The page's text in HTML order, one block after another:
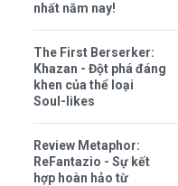
nhất năm nay!
The First Berserker:
Khazan - Đột phá đáng
khen của thể loại
Soul-likes
Review Metaphor:
ReFantazio - Sự kết
hợp hoàn hảo từ